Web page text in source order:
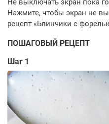
ПОШАГОВЫЙ РЕЦЕПТ
Шаг 1